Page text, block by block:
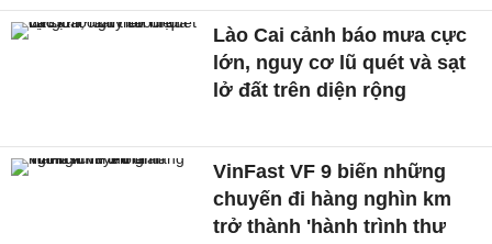
Lào Cai cảnh báo mưa cực
lớn, nguy cơ lũ quét và sạt
lở đất trên diện rộng
VinFast VF 9 biến những
chuyến đi hàng nghìn km
trở thành 'hành trình thư